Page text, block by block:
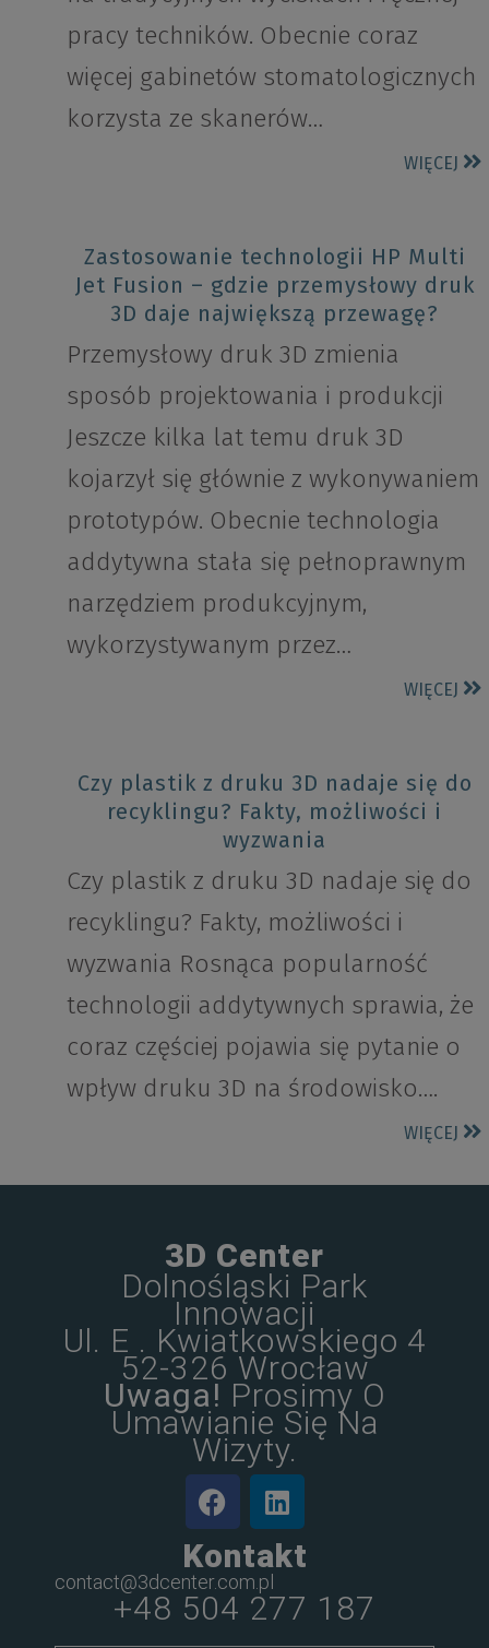
pracy techników. Obecnie coraz
więcej gabinetów stomatologicznych
korzysta ze skanerów…
WIĘCEJ
Zastosowanie technologii HP Multi
Jet Fusion – gdzie przemysłowy druk
3D daje największą przewagę?
Przemysłowy druk 3D zmienia
sposób projektowania i produkcji
Jeszcze kilka lat temu druk 3D
kojarzył się głównie z wykonywaniem
prototypów. Obecnie technologia
addytywna stała się pełnoprawnym
narzędziem produkcyjnym,
wykorzystywanym przez…
WIĘCEJ
Czy plastik z druku 3D nadaje się do
recyklingu? Fakty, możliwości i
wyzwania
Czy plastik z druku 3D nadaje się do
recyklingu? Fakty, możliwości i
wyzwania Rosnąca popularność
technologii addytywnych sprawia, że
coraz częściej pojawia się pytanie o
wpływ druku 3D na środowisko….
WIĘCEJ
3D Center
Dolnośląski Park
Innowacji
Ul. E . Kwiatkowskiego 4
52-326 Wrocław
Uwaga! Prosimy O
Umawianie Się Na
Wizyty.
Kontakt
contact@3dcenter.com.pl
+48 504 277 187